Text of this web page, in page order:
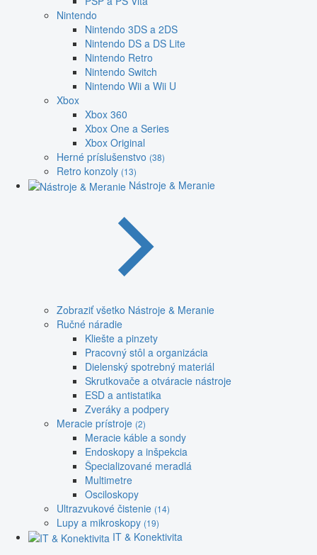
Nintendo
Nintendo 3DS a 2DS
Nintendo DS a DS Lite
Nintendo Retro
Nintendo Switch
Nintendo Wii a Wii U
Xbox
Xbox 360
Xbox One a Series
Xbox Original
Herné príslušenstvo (38)
Retro konzoly (13)
Nástroje & Meranie
Zobraziť všetko Nástroje & Meranie
Ručné náradie
Kliešte a pinzety
Pracovný stôl a organizácia
Dielenský spotrebný materiál
Skrutkovače a otváracie nástroje
ESD a antistatika
Zveráky a podpery
Meracie prístroje (2)
Meracie káble a sondy
Endoskopy a inšpekcia
Špecializované meradlá
Multimetre
Osciloskopy
Ultrazvukové čistenie (14)
Lupy a mikroskopy (19)
IT & Konektivita